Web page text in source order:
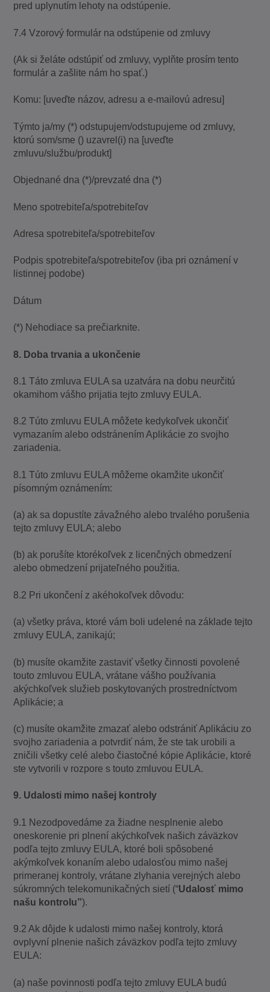
pred uplynutím lehoty na odstúpenie.
7.4 Vzorový formulár na odstúpenie od zmluvy
(Ak si želáte odstúpiť od zmluvy, vyplňte prosím tento
formulár a zašlite nám ho spať.)
Komu: [uveďte názov, adresu a e-mailovú adresu]
Týmto ja/my (*) odstupujem/odstupujeme od zmluvy,
ktorú som/sme () uzavrel(i) na [uveďte
zmluvu/službu/produkt]
Objednané dna (*)/prevzaté dna (*)
Meno spotrebiteľa/spotrebiteľov
Adresa spotrebiteľa/spotrebiteľov
Podpis spotrebiteľa/spotrebiteľov (iba pri oznámení v
listinnej podobe)
Dátum
(*) Nehodiace sa prečiarknite.
8. Doba trvania a ukončenie
8.1 Táto zmluva EULA sa uzatvára na dobu neurčitú
okamihom vášho prijatia tejto zmluvy EULA.
8.2 Túto zmluvu EULA môžete kedykoľvek ukončiť
vymazaním alebo odstránením Aplikácie zo svojho
zariadenia.
8.1 Túto zmluvu EULA môžeme okamžite ukončiť
písomným oznámením:
(a) ak sa dopustíte závažného alebo trvalého porušenia
tejto zmluvy EULA; alebo
(b) ak porušíte ktorékoľvek z licenčných obmedzení
alebo obmedzení prijateľného použitia.
8.2 Pri ukončení z akéhokoľvek dôvodu:
(a) všetky práva, ktoré vám boli udelené na základe tejto
zmluvy EULA, zanikajú;
(b) musíte okamžite zastaviť všetky činnosti povolené
touto zmluvou EULA, vrátane vášho používania
akýchkoľvek služieb poskytovaných prostredníctvom
Aplikácie; a
(c) musíte okamžite zmazať alebo odstrániť Aplikáciu zo
svojho zariadenia a potvrdiť nám, že ste tak urobili a
zničili všetky celé alebo čiastočné kópie Aplikácie, ktoré
ste vytvorili v rozpore s touto zmluvou EULA.
9. Udalosti mimo našej kontroly
9.1 Nezodpovedáme za žiadne nesplnenie alebo
oneskorenie pri plnení akýchkoľvek našich záväzkov
podľa tejto zmluvy EULA, ktoré boli spôsobené
akýmkoľvek konaním alebo udalosťou mimo našej
primeranej kontroly, vrátane zlyhania verejných alebo
súkromných telekomunikačných sietí (“Udalosť mimo
našu kontrolu”).
9.2 Ak dôjde k udalosti mimo našej kontroly, ktorá
ovplyvní plnenie našich záväzkov podľa tejto zmluvy
EULA:
(a) naše povinnosti podľa tejto zmluvy EULA budú